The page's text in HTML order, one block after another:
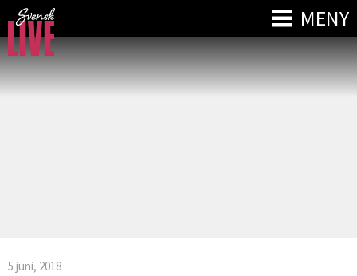
MENY
5 juni, 2018